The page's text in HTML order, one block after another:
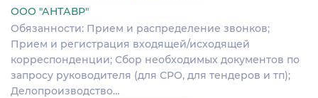
ООО "АНТАВР"
Обязанности: Прием и распределение звонков;
Прием и регистрация входящей/исходящей
корреспонденции; Сбор необходимых документов по
запросу руководителя (для СРО, для тендеров и тп);
Делопроизводство…